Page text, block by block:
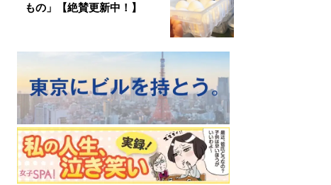
もの」【絶賛更新中！】